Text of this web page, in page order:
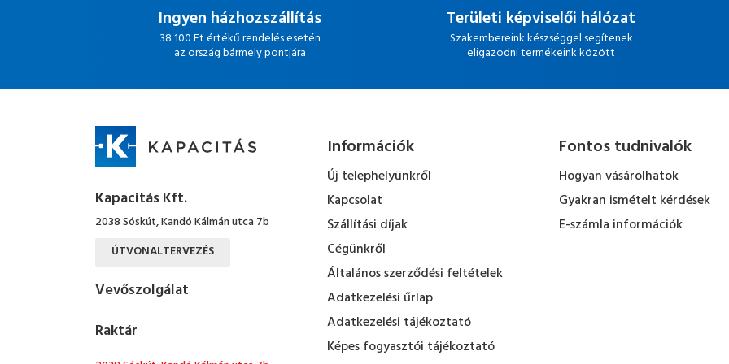
Ingyen házhozszállítás
38 100 Ft értékű rendelés esetén
az ország bármely pontjára
Területi képviselői hálózat
Szakembereink készséggel segítenek
eligazodni termékeink között
Kapacitás Kft.
2038 Sóskút, Kandó Kálmán utca 7b
ÚTVONALTERVEZÉS
Vevőszolgálat
Raktár
Információk
Új telephelyünkről
Kapcsolat
Szállítási díjak
Cégünkről
Általános szerződési feltételek
Adatkezelési űrlap
Adatkezelési tájékoztató
Képes fogyasztói tájékoztató
Fontos tudnivalók
Hogyan vásárolhatok
Gyakran ismételt kérdések
E-számla információk